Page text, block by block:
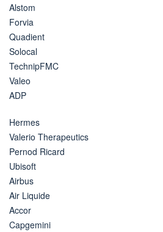
Alstom
Forvia
Quadient
Solocal
TechnipFMC
Valeo
ADP
Hermes
Valerio Therapeutics
Pernod Ricard
Ubisoft
Airbus
Air Liquide
Accor
Capgemini